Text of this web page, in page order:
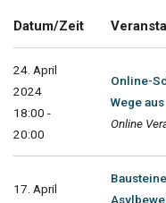
Datum/Zeit
24. April
2024
18:00 -
20:00
Online-
Wege
Online
17. April